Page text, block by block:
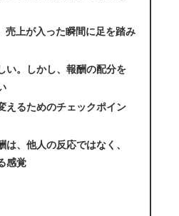
売上が入った瞬間に足を踏み
い。しかし、報酬の配分を
えるためのチェックポイン
は、他人の反応ではなく、
感覚